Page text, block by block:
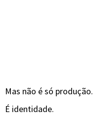
Mas não é só produção.
É identidade.